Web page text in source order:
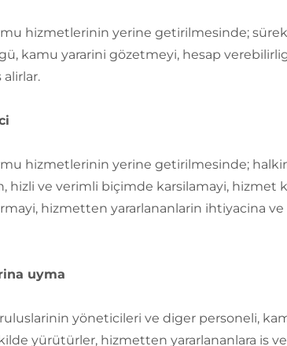
hizmetlerinin yerine getirilmesinde;
kamu yararini gözetmeyi, hesap
hizmetlerinin yerine getirilmesinde;
hizli ve verimli biçimde karsilamayi, hizmet
hizmetten yararlananlarin ihtiyacina
uyma
yöneticileri ve diger personeli,
yürütürler, hizmetten yararlananlara is